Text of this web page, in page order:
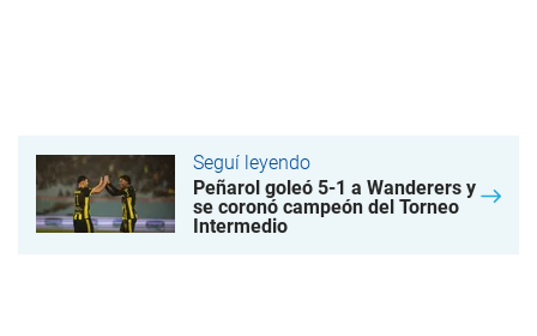
Seguí leyendo
Peñarol goleó 5-1 a Wanderers y
se coronó campeón del Torneo
Intermedio